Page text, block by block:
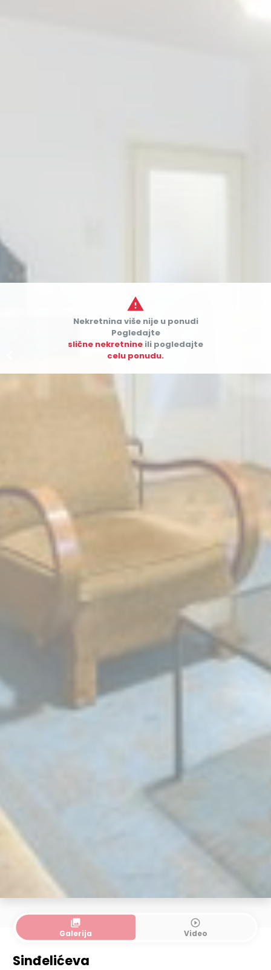
collections
Galerija
play_circle_outline
Video

Nekretnina više nije u ponudi
Pogledajte
slične nekretnine ili pogledajte
celu ponudu.
Sinđelićeva